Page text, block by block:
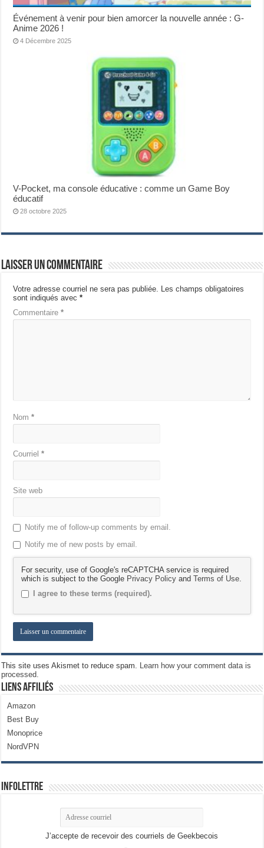
Événement à venir pour bien amorcer la nouvelle année : G-
Anime 2026 !
4 Décembre 2025
V-Pocket, ma console éducative : comme un Game Boy
éducatif
28 octobre 2025
Laisser un commentaire
Votre adresse courriel ne sera pas publiée. Les champs obligatoires
sont indiqués avec*
Commentaire*
Nom*
Courriel*
Site web
Notify me of follow-up comments by email.
Notify me of new posts by email.
For security, use of Google's reCAPTCHA service is required
which is subject to the Google Privacy Policy andTerms of Use.
I agree to these terms (required).
This site uses Akismet to reduce spam. Learn how your comment data is
processed.
Liens Affiliés
Amazon
Best Buy
Monoprice
NordVPN
Infolettre
J’accepte de recevoir des courriels de Geekbecois